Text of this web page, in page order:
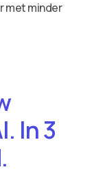
met minder
In 3